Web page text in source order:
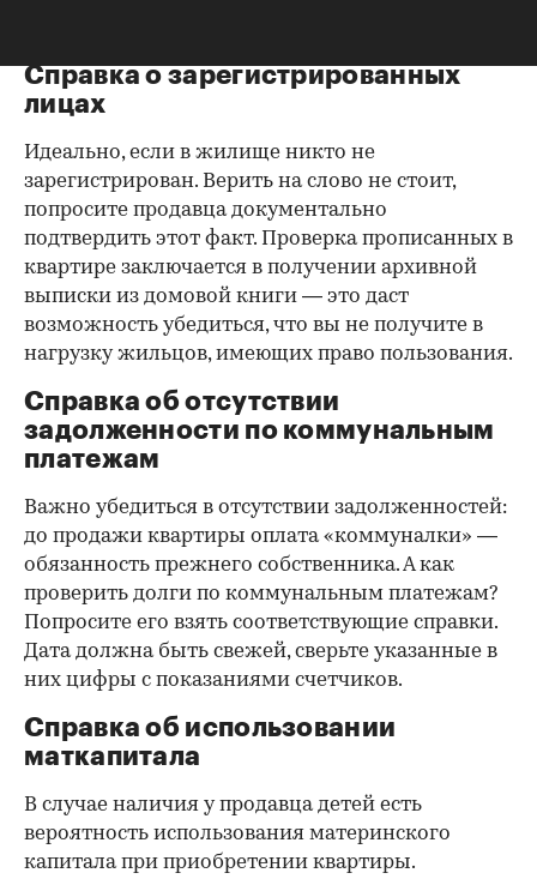
Справка о зарегистрированных
лицах
Идеально, если в жилище никто не
зарегистрирован. Верить на слово не стоит,
попросите продавца документально
подтвердить этот факт. Проверка прописанных в
квартире заключается в получении архивной
выписки из домовой книги — это даст
возможность убедиться, что вы не получите в
нагрузку жильцов, имеющих право пользования.
Справка об отсутствии
задолженности по коммунальным
платежам
Важно убедиться в отсутствии задолженностей:
до продажи квартиры оплата «коммуналки» —
обязанность прежнего собственника. А как
проверить долги по коммунальным платежам?
Попросите его взять соответствующие справки.
Дата должна быть свежей, сверьте указанные в
них цифры с показаниями счетчиков.
Справка об использовании
маткапитала
В случае наличия у продавца детей есть
вероятность использования материнского
капитала при приобретении квартиры.